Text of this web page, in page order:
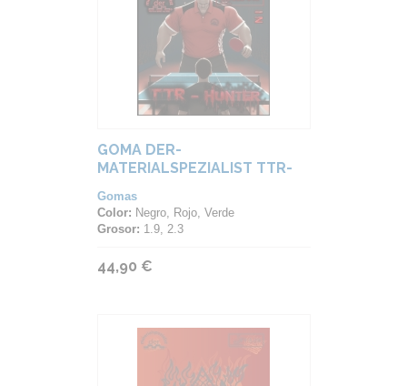
GOMA DER-
MATERIALSPEZIALIST TTR-
Gomas
Color: Negro, Rojo, Verde
Grosor: 1.9, 2.3
44,90 €